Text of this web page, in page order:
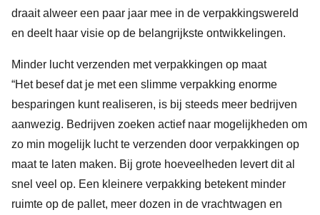
draait alweer een paar jaar mee in de verpakkingswereld
en deelt haar visie op de belangrijkste ontwikkelingen.
Minder lucht verzenden met verpakkingen op maat
“Het besef dat je met een slimme verpakking enorme
besparingen kunt realiseren, is bij steeds meer bedrijven
aanwezig. Bedrijven zoeken actief naar mogelijkheden om
zo min mogelijk lucht te verzenden door verpakkingen op
maat te laten maken. Bij grote hoeveelheden levert dit al
snel veel op. Een kleinere verpakking betekent minder
ruimte op de pallet, meer dozen in de vrachtwagen en